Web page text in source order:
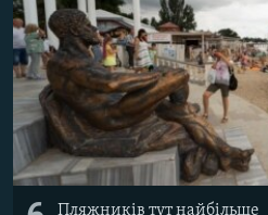
Пляжників тут найбільше